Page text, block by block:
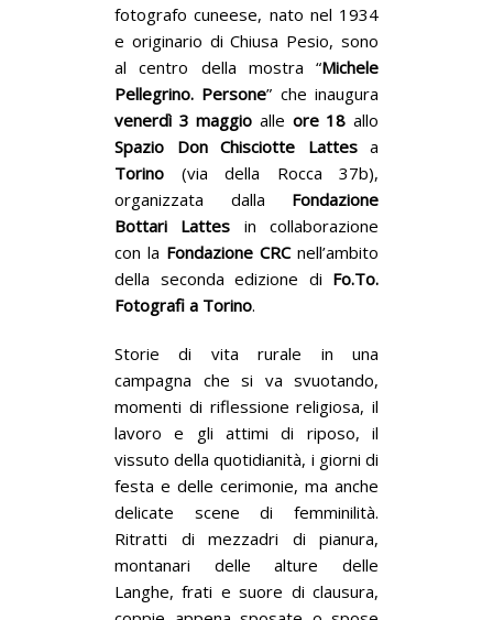
fotografo cuneese, nato nel 1934
e originario di Chiusa Pesio, sono
al centro della mostra “Michele
Pellegrino. Persone” che inaugura
venerdì 3 maggio alle ore 18 allo
Spazio Don Chisciotte
Lattesa
Torino (via della Rocca 37b),
organizzata dalla Fondazione
Bottari Lattes in collaborazione
con la Fondazione CRCnell’ambito
della seconda edizione di Fo.To.
Fotografi a Torino.
Storie di vita rurale in una
campagna che si va svuotando,
momenti di riflessione religiosa, il
lavoro e gli attimi di riposo, il
vissuto della quotidianità, i giorni di
festa e delle cerimonie, ma anche
delicate scene di femminilità.
Ritratti di mezzadri di pianura,
montanari delle alture delle
Langhe, frati e suore di clausura,